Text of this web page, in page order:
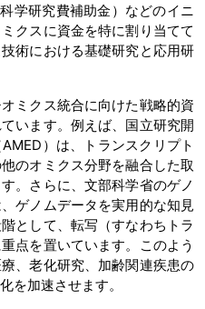
学研究費補助金）などのイニ
クスに資金を特に割り当てて
術における基礎研究と応用研
ミクス統合に向けた戦略的資
います。例えば、国立研究開
）は、トランスクリプト
のオミクス分野を融合した取
。さらに、文部科学省のゲノ
ゲノムデータを実用的な知見
として、転写（すなわちトラ
点を置いています。このよう
、老化研究、加齢関連疾患の
を加速させます。